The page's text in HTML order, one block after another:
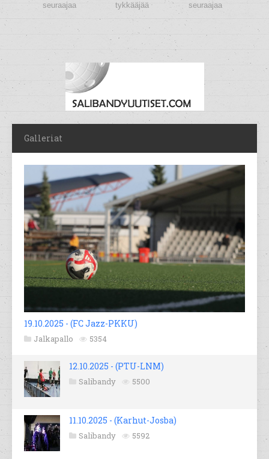
seuraajaa tykkääjää seuraajaa
Galleriat
19.10.2025 - (FC Jazz-PKKU)
Jalkapallo 5354
12.10.2025 - (PTU-LNM)
Salibandy 5500
11.10.2025 - (Karhut-Josba)
Salibandy 5592